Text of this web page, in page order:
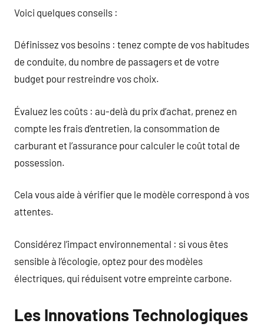
Voici quelques conseils :
Définissez vos besoins : tenez compte de vos habitudes
de conduite, du nombre de passagers et de votre
budget pour restreindre vos choix.
Évaluez les coûts : au-delà du prix d’achat, prenez en
compte les frais d’entretien, la consommation de
carburant et l’assurance pour calculer le coût total de
possession.
Cela vous aide à vérifier que le modèle correspond à vos
attentes.
Considérez l’impact environnemental : si vous êtes
sensible à l’écologie, optez pour des modèles
électriques, qui réduisent votre empreinte carbone.
Les Innovations Technologiques